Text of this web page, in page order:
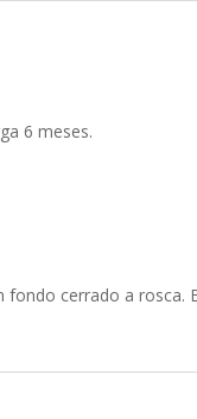
6 meses.
cerrado a rosca.